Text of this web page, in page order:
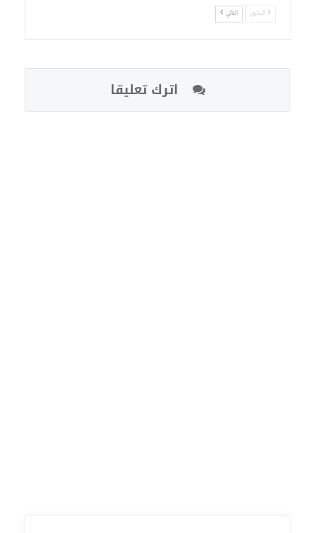
السابق التالي
اترك تعليقا